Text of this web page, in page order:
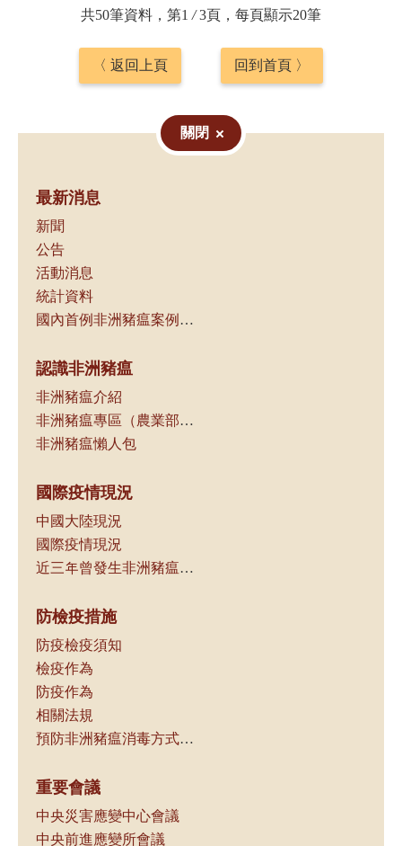
共50筆資料，第1 /3頁，每頁顯示20筆
〈 返回上頁 回到首頁 〉
關閉
最新消息
新聞
公告
活動消息
統計資料
國內首例非洲豬瘟案例相關資訊
認識非洲豬瘟
非洲豬瘟介紹
非洲豬瘟專區（農業部獸醫研究所）
非洲豬瘟懶人包
國際疫情現況
中國大陸現況
國際疫情現況
近三年曾發生非洲豬瘟之國家（地區）一覽
防檢疫措施
防疫檢疫須知
檢疫作為
防疫作為
相關法規
預防非洲豬瘟消毒方式及可選用消毒劑種類
重要會議
中央災害應變中心會議
中央前進應變所會議